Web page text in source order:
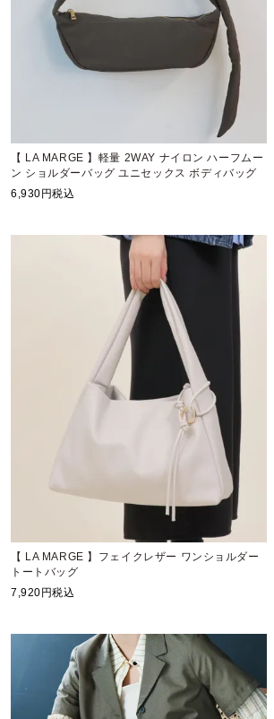
【 LA MARGE 】軽量 2WAY ナイロン ハーフムー
ン ショルダーバッグ ユニセックス ボディバッグ
6,930 税込
【 LA MARGE 】フェイクレザー ワンショルダー
トートバッグ
7,920 税込